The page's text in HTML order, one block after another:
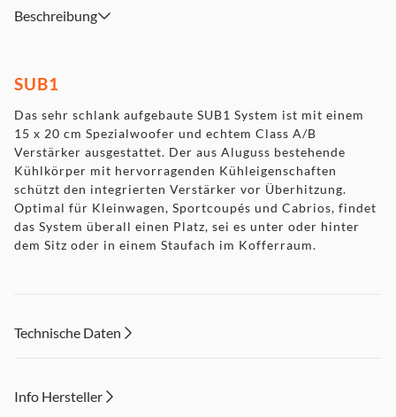
Abmessungen (HxBxT): 21 x 7,3 x 29 cm
Beschreibung
SUB1
Das sehr schlank aufgebaute SUB1 System ist mit einem
15 x 20 cm Spezialwoofer und echtem Class A/B
Verstärker ausgestattet. Der aus Aluguss bestehende
Kühlkörper mit hervorragenden Kühleigenschaften
schützt den integrierten Verstärker vor Überhitzung.
Optimal für Kleinwagen, Sportcoupés und Cabrios, findet
das System überall einen Platz, sei es unter oder hinter
dem Sitz oder in einem Staufach im Kofferraum.
Technische Daten
Info Hersteller